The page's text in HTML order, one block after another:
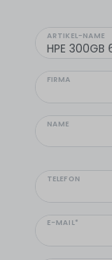
ARTIKEL-NAME
FIRMA
NAME
TELEFON
E-MAIL*